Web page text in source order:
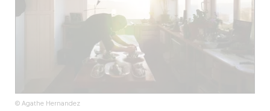
© Agathe Hernandez